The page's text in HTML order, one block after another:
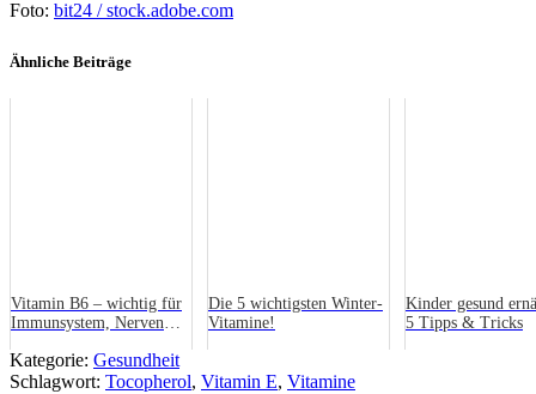
Foto: bit24 / stock.adobe.com
Ähnliche Beiträge
Vitamin B6 – wichtig für
Immunsystem, Nerven
Die 5 wichtigsten Winter-
Vitamine!
Kinder gesund
5 Tipps & Tricks
Kategorie: Gesundheit
Schlagwort: Tocopherol, Vitamin E, Vitamine